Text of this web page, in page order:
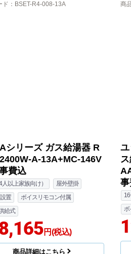
ド ：BSET-R4-008-13A
シリーズ ガス給湯器 R
A-13A+MC-146V
費込
以上家族向け）
屋外壁掛
置
ボイスリモコン付属
給式
円(税込)
商品詳細はこちら
商
ボ